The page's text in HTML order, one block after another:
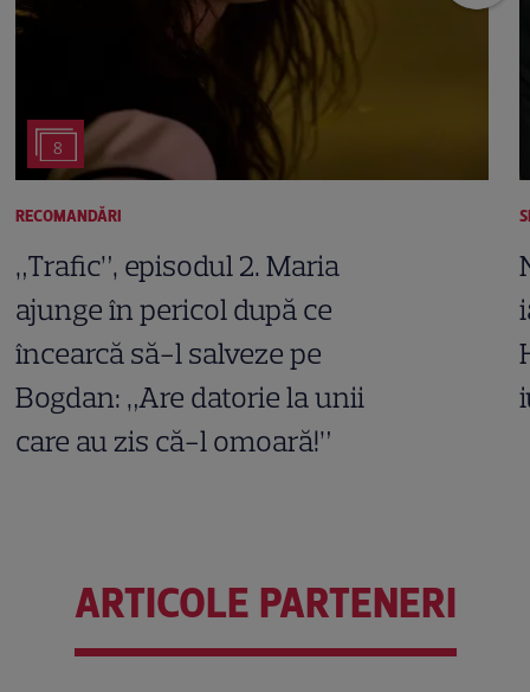
8
RECOMANDĂRI
„Trafic”, episodul 2. Maria
ajunge în pericol după ce
încearcă să-l salveze pe
Bogdan: „Are datorie la unii
care au zis că-l omoară!”
ARTICOLE PARTENERI